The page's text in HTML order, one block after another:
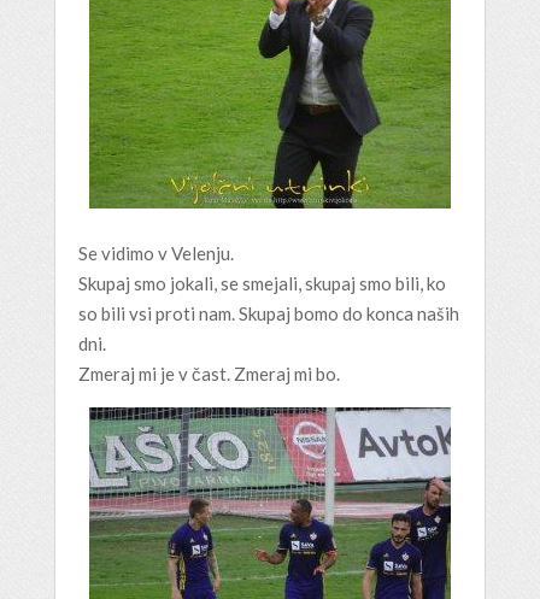
Se vidimo v Velenju.
Skupaj smo jokali, se smejali, skupaj smo bili, ko
so bili vsi proti nam. Skupaj bomo do konca naših
dni.
Zmeraj mi je v čast. Zmeraj mi bo.